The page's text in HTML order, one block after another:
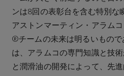
ンは8回の表彰台を含む特別な
アストンマーティン・アラム
®チームの未来は明るいもので
は、アラムコの専門知識と技
と潤滑油の開発によって、先